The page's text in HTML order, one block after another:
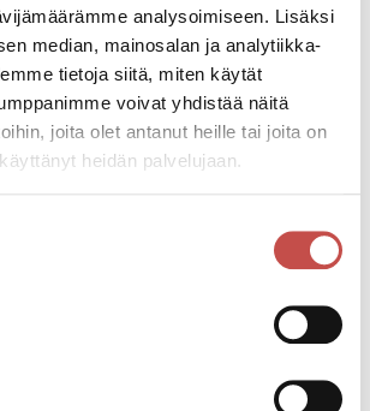
analysoimiseen. Lisäksi
median, mainosalan ja analytiikka-
tietoja siitä, miten käytät
voivat yhdistää näitä
joita olet antanut heille tai joita on
heidän palvelujaan.